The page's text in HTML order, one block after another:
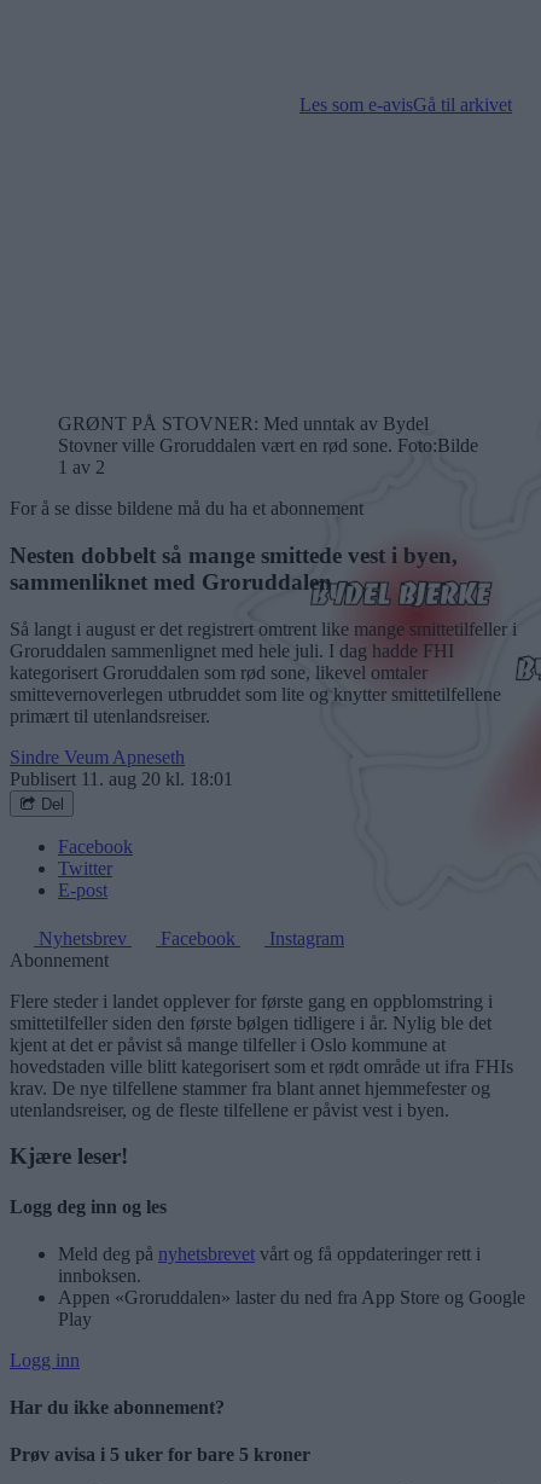
Les som e-avisGå til arkivet
GRØNT PÅ STOVNER: Med unntak av Bydel
Stovner ville Groruddalen vært en rød sone. Foto:Bilde
1 av 2
For å se disse bildene må du ha et abonnement
Nesten dobbelt så mange smittede vest i byen,
sammenliknet med Groruddalen
Så langt i august er det registrert omtrent like mange smittetilfeller i
Groruddalen sammenlignet med hele juli. I dag hadde FHI
kategorisert Groruddalen som rød sone, likevel omtaler
smittevernoverlegen utbruddet som lite og knytter smittetilfellene
primært til utenlandsreiser.
Sindre Veum Apneseth
Publisert 11. aug 20 kl. 18:01
Del
Facebook
Twitter
E-post
Nyhetsbrev Facebook
Instagram
Abonnement
Flere steder i landet opplever for første gang en oppblomstring i
smittetilfeller siden den første bølgen tidligere i år. Nylig ble det
kjent at det er påvist så mange tilfeller i Oslo kommune at
hovedstaden ville blitt kategorisert som et rødt område ut ifra FHIs
krav. De nye tilfellene stammer fra blant annet hjemmefester og
utenlandsreiser, og de fleste tilfellene er påvist vest i byen.
Kjære leser!
Logg deg inn og les
Meld deg på nyhetsbrevet vårt og få oppdateringer rett i
innboksen.
Appen «Groruddalen» laster du ned fra App Store og Google
Play
Logg inn
Har du ikke abonnement?
Prøv avisa i 5 uker for bare 5 kroner